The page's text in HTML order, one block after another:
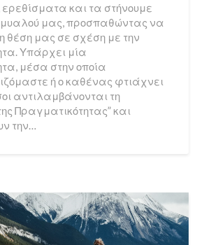
και τα στήνουμε
μυαλού μας, προσπαθώντας να
θέση μας σε σχέση με την
Υπάρχει μία
μέσα στην οποία
ή ο καθένας φτιάχνει
αντιλαμβάνονται τη
Πραγματικότητας” και
την…